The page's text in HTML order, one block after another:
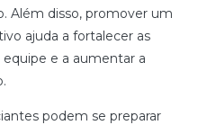
Além disso, promover um
ajuda a fortalecer as
e a aumentar a
podem se preparar